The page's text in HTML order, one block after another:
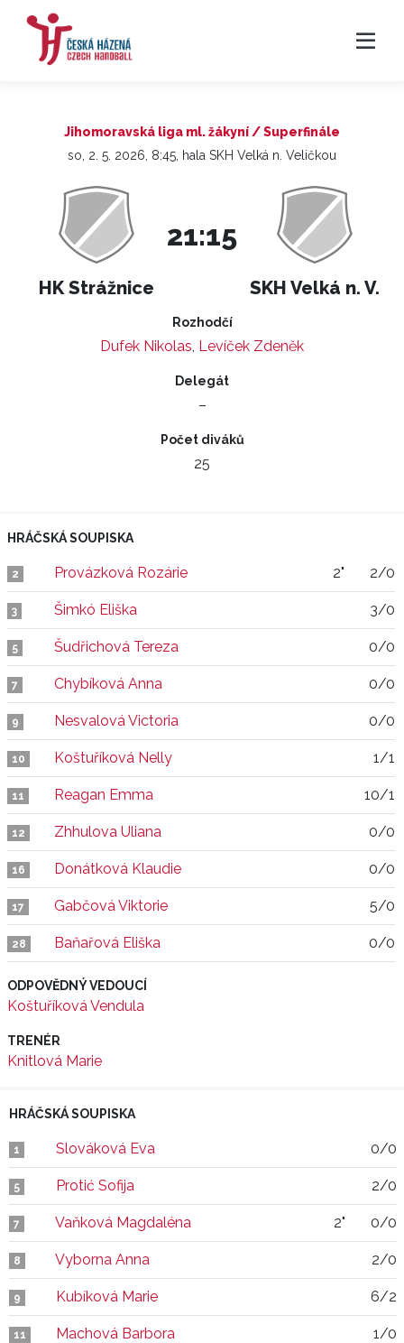
Jihomoravská liga ml. žákyní / Superfinále
so, 2. 5. 2026, 8:45, hala SKH Velká n. Veličkou
HK Strážnice
21:15
SKH Velká n. V.
Rozhodčí
Dufek Nikolas, Levíček Zdeněk
Delegát
–
Počet diváků
25
HRÁČSKÁ SOUPISKA
2 Provázková Rozárie 2" 2/0
3 Šimkó Eliška 3/0
5 Šudřichová Tereza 0/0
7 Chybíková Anna 0/0
9 Nesvalová Victoria 0/0
10 Koštuříková Nelly 1/1
11 Reagan Emma 10/1
12 Zhhulova Uliana 0/0
16 Donátková Klaudie 0/0
17 Gabčová Viktorie 5/0
28 Baňařová Eliška 0/0
ODPOVĚDNÝ VEDOUCÍ
Koštuříková Vendula
TRENÉR
Knitlová Marie
HRÁČSKÁ SOUPISKA
1 Slováková Eva 0/0
5 Protić Sofija 2/0
7 Vaňková Magdaléna 2" 0/0
8 Vyborna Anna 2/0
9 Kubíková Marie 6/2
11 Machová Barbora 1/0